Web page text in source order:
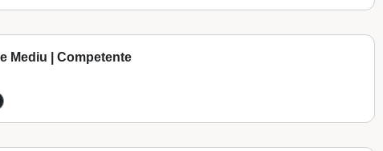
Mediu | Competente